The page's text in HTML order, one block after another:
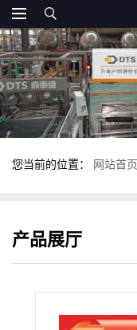
您当前的位置： 网站首页
产品展厅